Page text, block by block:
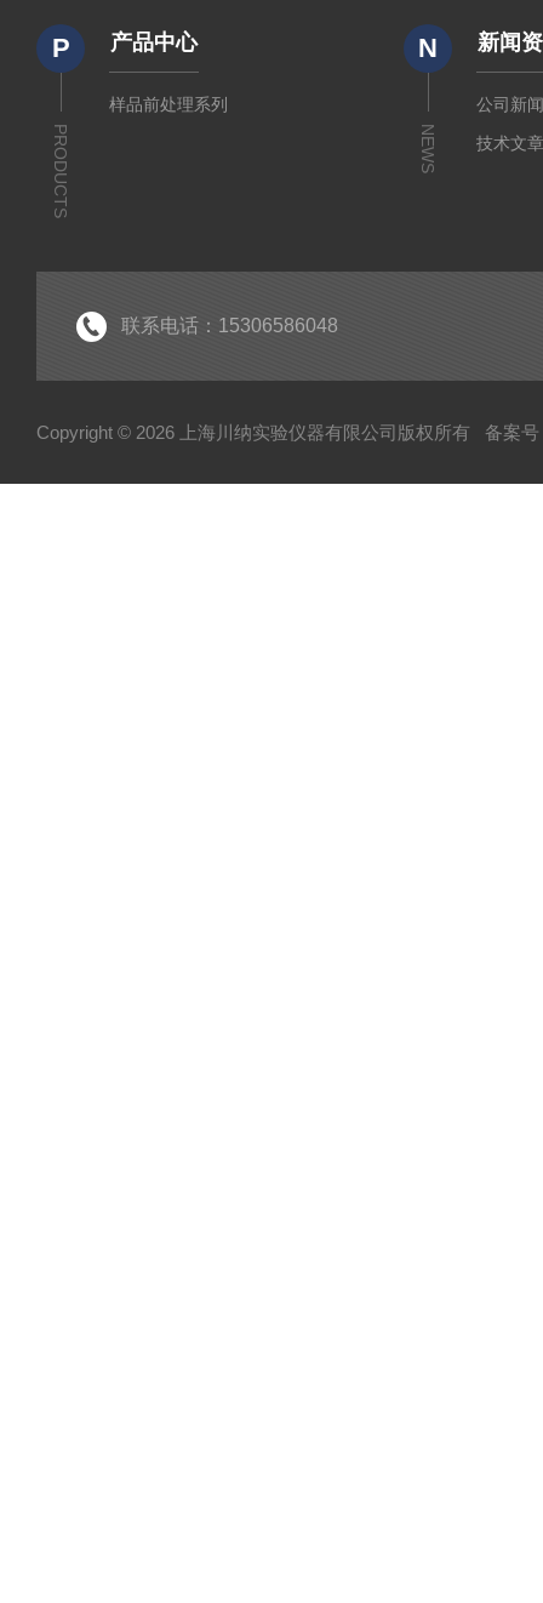
P
PRODUCTS
产品中心
样品前处理系列
N
NEWS
新闻
公司新
技术文
联系电话：15306586048
Copyright © 2026 上海川纳实验仪器有限公司版权所有 备案号